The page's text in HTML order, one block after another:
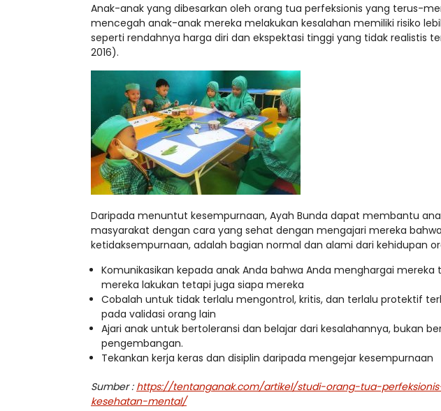
Anak-anak yang dibesarkan oleh orang tua perfeksionis yang terus-
mencegah anak-anak mereka melakukan kesalahan memiliki risiko
seperti rendahnya harga diri dan ekspektasi tinggi yang tidak realistis
2016).
Daripada menuntut kesempurnaan, Ayah Bunda dapat membantu
masyarakat dengan cara yang sehat dengan mengajari mereka
ketidaksempurnaan, adalah bagian normal dan alami dari kehidupan
Komunikasikan kepada anak Anda bahwa Anda menghargai
mereka lakukan tetapi juga siapa mereka
Cobalah untuk tidak terlalu mengontrol, kritis, dan terlalu protektif
pada validasi orang lain
Ajari anak untuk bertoleransi dan belajar dari kesalahannya, bukan
pengembangan.
Tekankan kerja keras dan disiplin daripada mengejar kesempurnaan
Sumber : https://tentanganak.com/artikel/studi-orang-tua-
kesehatan-mental/